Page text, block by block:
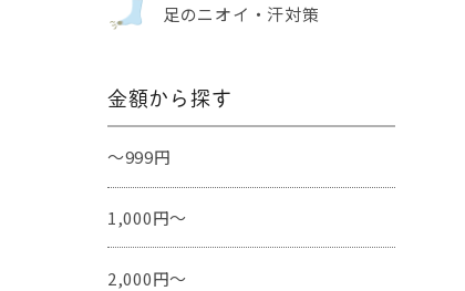
足のニオイ・ 汗対策
金額から探す
～999円
1,000円～
2,000円～